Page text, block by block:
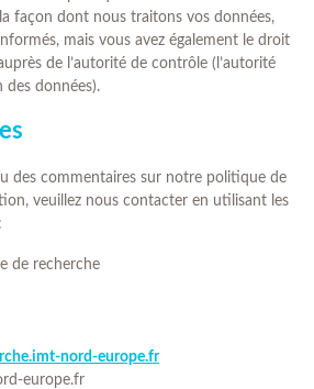
façon dont nous traitons vos données,
mais vous avez également le droit
de l’autorité de contrôle (l’autorité
des données).
des commentaires sur notre politique de
veuillez nous contacter en utilisant les
de recherche
nord-europe.fr
europe.fr